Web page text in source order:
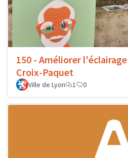
150 - Améliorer
Croix-Paquet
Ville de Lyon 1 0